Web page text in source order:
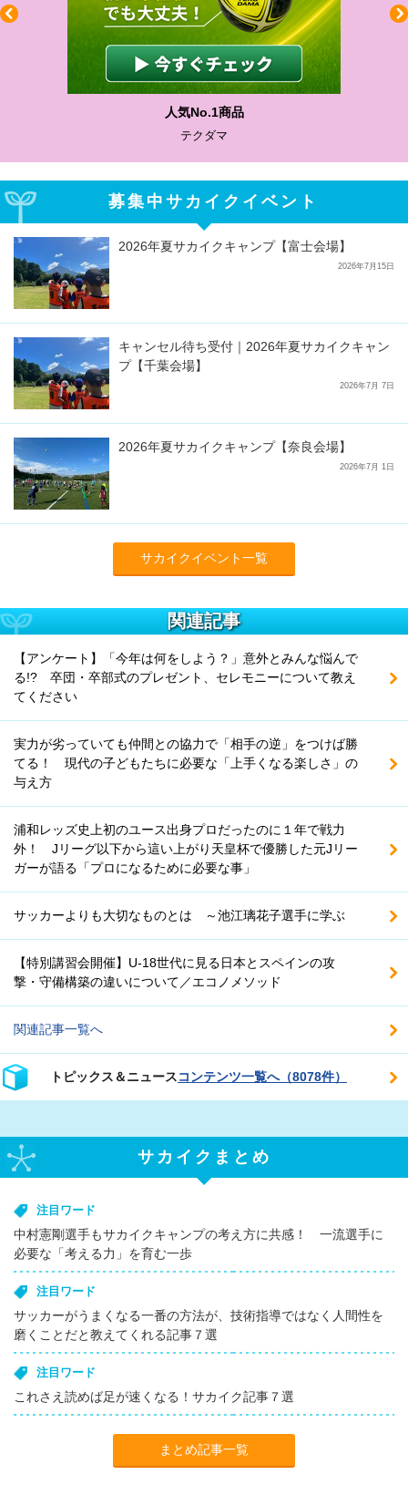
人気No.1商品
テクダマ
募集中サカイクイベント
2026年夏サカイクキャンプ【富士会場】
2026年7月15日
キャンセル待ち受付｜2026年夏サカイクキャン
プ【千葉会場】
2026年7月 7日
2026年夏サカイクキャンプ【奈良会場】
2026年7月 1日
サカイクイベント一覧
関連記事
【アンケート】「今年は何をしよう？」意外とみんな悩んで
る!? 卒団・卒部式のプレゼント、セレモニーについて教え
てください
実力が劣っていても仲間との協力で「相手の逆」をつけば勝
てる！ 現代の子どもたちに必要な「上手くなる楽しさ」の
与え方
浦和レッズ史上初のユース出身プロだったのに１年で戦力
外！ Jリーグ以下から這い上がり天皇杯で優勝した元Jリー
ガーが語る「プロになるために必要な事」
サッカーよりも大切なものとは ～池江璃花子選手に学ぶ
【特別講習会開催】U-18世代に見る日本とスペインの攻
撃・守備構築の違いについて／エコノメソッド
関連記事一覧へ
トピックス＆ニュースコンテンツ一覧へ（8078件）
サカイクまとめ
注目ワード
中村憲剛選手もサカイクキャンプの考え方に共感！ 一流選手に
必要な「考える力」を育む一歩
注目ワード
サッカーがうまくなる一番の方法が、技術指導ではなく人間性を
磨くことだと教えてくれる記事７選
注目ワード
これさえ読めば足が速くなる！サカイク記事７選
まとめ記事一覧